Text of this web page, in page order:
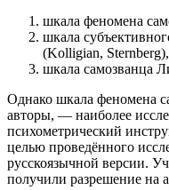
шкала феномена
шкала
(Kolligian, Sternberg),
шкала самозванца
Однако шкала феномена
авторы, — наиболее
психометрический
целью проведённого
русскоязычной версии.
получили разрешение на